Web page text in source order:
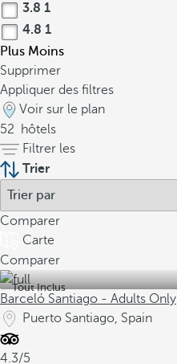
3.8 1
4.8 1
Plus Moins
Supprimer
Appliquer des filtres
Voir sur le plan
52
hôtels
Filtrer les
Trier
Comparer
Carte
Comparer
Tout Inclus
Barceló Santiago - Adults Only
Puerto Santiago, Spain
4.3/5